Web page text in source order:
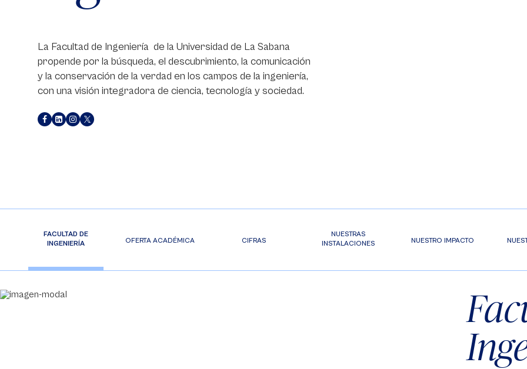
La Facultad de Ingeniería de la Universidad de La Sabana
propende por la búsqueda, el descubrimiento, la comunicación
y la conservación de la verdad en los campos de la ingeniería,
con una visión integradora de ciencia, tecnología y sociedad.
FACULTAD DE
INGENIERÍA
OFERTA ACADÉMICA CIFRAS
NUESTRAS
INSTALACIONES
NUESTRO IMPACTO